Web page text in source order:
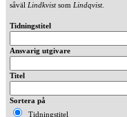
såväl Lindkvistsom Lindqvist.
Tidningstitel
Ansvarig utgivare
Titel
Sortera på
Tidningstitel